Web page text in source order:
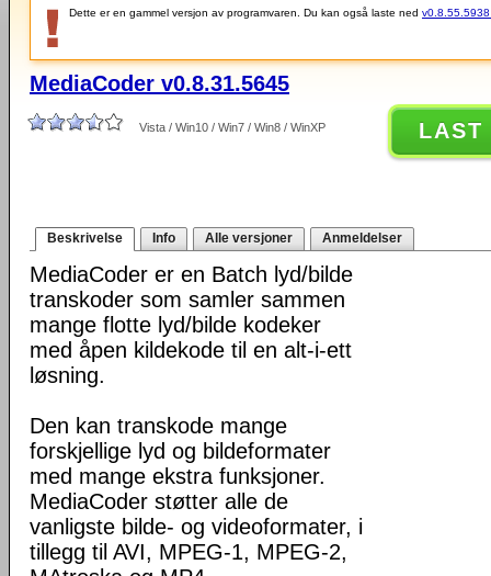
Dette er en gammel versjon av programvaren. Du kan også laste ned v0.8.55.5938
MediaCoder v0.8.31.5645
Vista / Win10 / Win7 / Win8 / WinXP LAST
Beskrivelse Info Alle versjoner Anmeldelser
MediaCoder er en Batch lyd/bilde
transkoder som samler sammen
mange flotte lyd/bilde kodeker
med åpen kildekode til en alt-i-ett
løsning.
Den kan transkode mange
forskjellige lyd og bildeformater
med mange ekstra funksjoner.
MediaCoder støtter alle de
vanligste bilde- og videoformater, i
tillegg til AVI, MPEG-1, MPEG-2,